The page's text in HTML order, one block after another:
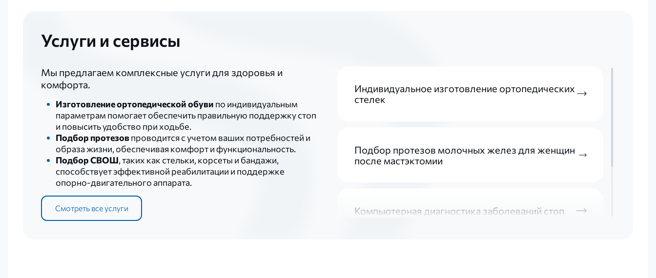
Услуги и сервисы
Мы предлагаем комплексные услуги для здоровья и
комфорта.
Изготовление ортопедической обуви по индивидуальным
параметрам помогает обеспечить правильную поддержку стоп
и повысить удобство при ходьбе.
Подбор протезовпроводится с учетом ваших потребностей и
образа жизни, обеспечивая комфорт и функциональность.
Подбор СВОШ, таких как стельки, корсеты и бандажи,
способствует эффективной реабилитации и поддержке
опорно-двигательного аппарата.
Смотреть все услуги
Индивидуальное изготовление ортопедических
стелек
Подбор протезов молочных желез для женщин
после мастэктомии
Компьютерная диагностика заболеваний стоп